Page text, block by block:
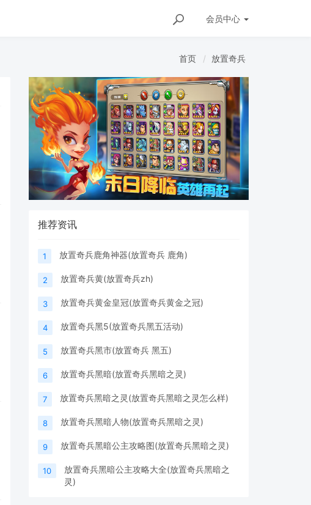
会员中心
首页 放置奇兵
推荐资讯
1 放置奇兵鹿角神器(放置奇兵 鹿角)
2 放置奇兵黄(放置奇兵zh)
3 放置奇兵黄金皇冠(放置奇兵黄金之冠)
4 放置奇兵黑5(放置奇兵黑五活动)
5 放置奇兵黑市(放置奇兵 黑五)
6 放置奇兵黑暗(放置奇兵黑暗之灵)
7 放置奇兵黑暗之灵(放置奇兵黑暗之灵怎么样)
8 放置奇兵黑暗人物(放置奇兵黑暗之灵)
9 放置奇兵黑暗公主攻略图(放置奇兵黑暗之灵)
10
放置奇兵黑暗公主攻略大全(放置奇兵黑暗之
灵)